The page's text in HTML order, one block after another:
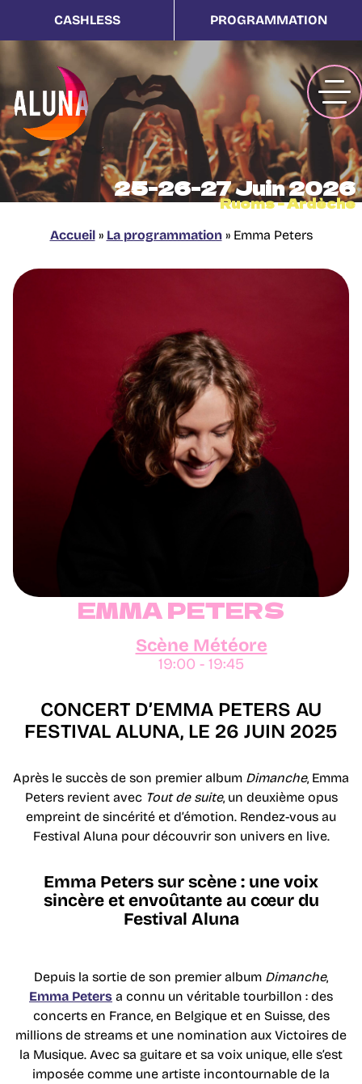
25-26-27 Juin 2026
Ruoms - Ardèche
CASHLESS PROGRAMMATION
Accueil» La programmation» Emma Peters
EMMA PETERS
Scène Météore
19:00 - 19:45
CONCERT D’EMMA PETERS AU
FESTIVAL ALUNA, LE 26 JUIN 2025
Après le succès de son premier album Dimanche, Emma
Peters revient avec Tout de suite, un deuxième opus
empreint de sincérité et d’émotion. Rendez-vous au
Festival Aluna pour découvrir son univers en live.
Emma Peters sur scène : une voix
sincère et envoûtante au cœur du
Festival Aluna
Depuis la sortie de son premier album Dimanche,
Emma Peters a connu un véritable tourbillon : des
concerts en France, en Belgique et en Suisse, des
millions de streams et une nomination aux Victoires de
la Musique. Avec sa guitare et sa voix unique, elle s’est
imposée comme une artiste incontournable de la